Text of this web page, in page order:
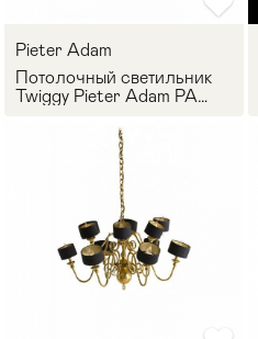
Pieter Adam
Потолочный светильник
Twiggy Pieter Adam PA